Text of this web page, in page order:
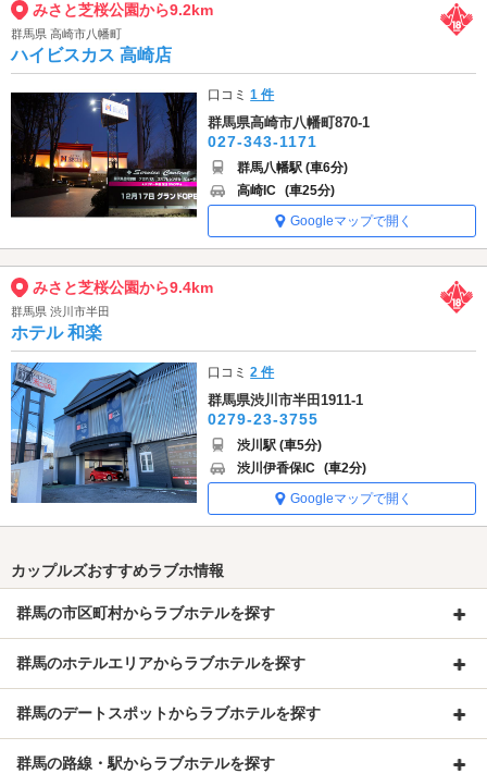
みさと芝桜公園から9.2km
群馬県 高崎市八幡町
ハイビスカス 高崎店
口コミ1 件
群馬県高崎市八幡町870-1
027-343-1171
群馬八幡駅 (車6分)
高崎IC (車25分)
Googleマップで開く
みさと芝桜公園から9.4km
群馬県 渋川市半田
ホテル 和楽
口コミ2 件
群馬県渋川市半田1911-1
0279-23-3755
渋川駅 (車5分)
渋川伊香保IC (車2分)
Googleマップで開く
カップルズおすすめラブホ情報
群馬の市区町村からラブホテルを探す
群馬のホテルエリアからラブホテルを探す
群馬のデートスポットからラブホテルを探す
群馬の路線・駅からラブホテルを探す